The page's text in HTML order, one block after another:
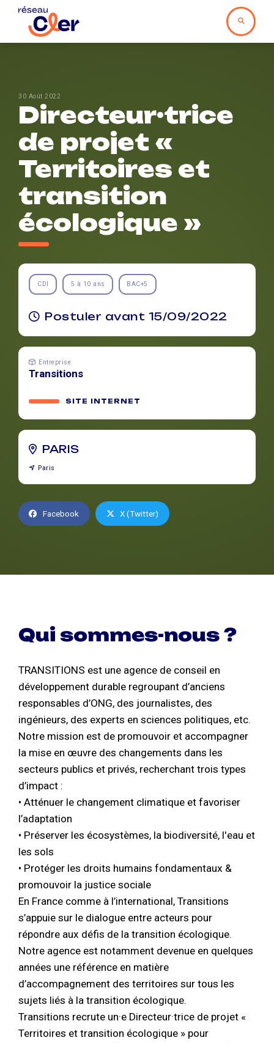
30 Août 2022
Directeur·trice
de projet «
Territoires et
transition
écologique »
CDI 5 à 10 ans BAC+5
Postuler avant 15/09/2022
Entreprise
Transitions
SITE INTERNET
PARIS
Paris
Facebook X (Twitter)
Qui sommes-nous ?
TRANSITIONS est une agence de conseil en
développement durable regroupant d’anciens
responsables d’ONG, des journalistes, des
ingénieurs, des experts en sciences politiques, etc.
Notre mission est de promouvoir et accompagner
la mise en œuvre des changements dans les
secteurs publics et privés, recherchant trois types
d’impact :
• Atténuer le changement climatique et favoriser
l’adaptation
• Préserver les écosystèmes, la biodiversité, l'eau et
les sols
• Protéger les droits humains fondamentaux &
promouvoir la justice sociale
En France comme à l’international, Transitions
s’appuie sur le dialogue entre acteurs pour
répondre aux défis de la transition écologique.
Notre agence est notamment devenue en quelques
années une référence en matière
d’accompagnement des territoires sur tous les
sujets liés à la transition écologique.
Transitions recrute un·e Directeur·trice de projet «
Territoires et transition écologique » pour